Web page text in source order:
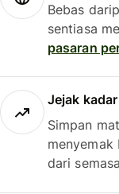
Bebas
sentiasa
pasaran
Jejak
Simpan
menyemak
dari